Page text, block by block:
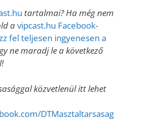
tartalmai? Ha még nem
avipcast.hu Facebook-
fel teljesen ingyenesen a
ne maradj le a következő
közvetlenül itt lehet
DTMasztaltarsasag